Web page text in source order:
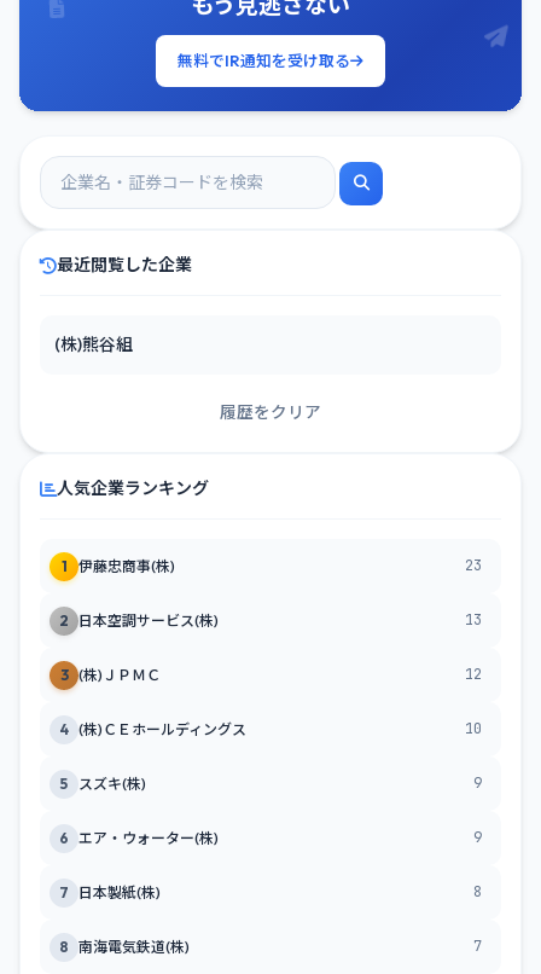
無料でIR通知を受け取る
最近閲覧した企業
(株)熊谷組
履歴をクリア
人気企業ランキング
1 伊藤忠商事(株) 23
2 日本空調サービス(株) 13
3 (株)ＪＰＭＣ 12
4 (株)ＣＥホールディングス 10
5 スズキ(株) 9
6 エア・ウォーター(株) 9
7 日本製紙(株) 8
8 南海電気鉄道(株) 7